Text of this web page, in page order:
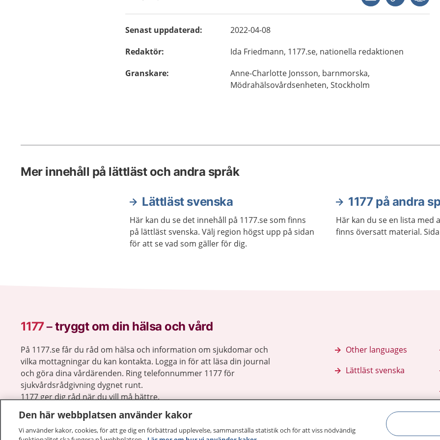
Senast uppdaterad:
2022-04-08
Redaktör: Ida Friedmann, 1177.se, nationella redaktionen
Granskare: Anne-Charlotte Jonsson, barnmorska,
Mödrahälsovårdsenheten, Stockholm
Mer innehåll på lättläst och andra språk
Lättläst svenska
Här kan du se det innehåll på 1177.se som finns
på lättläst svenska. Välj region högst upp på sidan
för att se vad som gäller för dig.
1177 på andra
Här kan du se en lista med
finns översatt material.
1177–tryggt om din hälsa och vård
På 1177.se får du råd om hälsa och information om sjukdomar och
vilka mottagningar du kan kontakta. Logga in för att läsa din journal
och göra dina vårdärenden. Ring telefonnummer 1177 för
sjukvårdsrådgivning dygnet runt.
1177 ger dig råd när du vill må bättre.
Other languages
Lättläst svenska
Den här webbplatsen använder kakor
Vi använder kakor, cookies, för att ge dig en förbättrad upplevelse, sammanställa statistik och för att viss nödvändig